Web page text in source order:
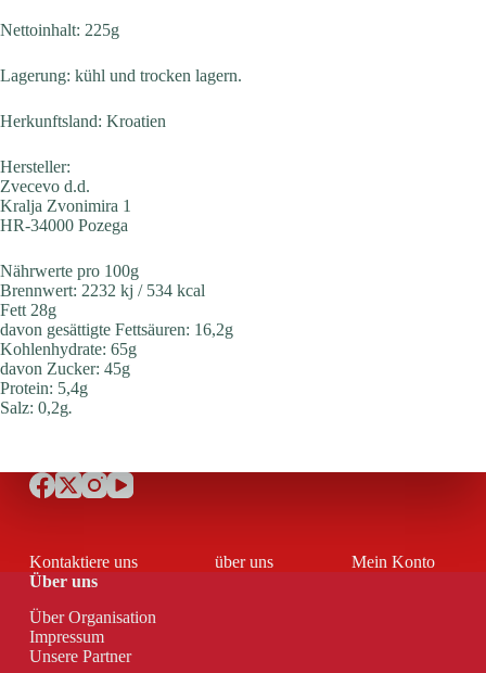
Nettoinhalt: 225g
Lagerung: kühl und trocken lagern.
Herkunftsland: Kroatien
Hersteller:
Zvecevo d.d.
Kralja Zvonimira 1
HR-34000 Pozega
Nährwerte pro 100g
Brennwert: 2232 kj / 534 kcal
Fett 28g
davon gesättigte Fettsäuren: 16,2g
Kohlenhydrate: 65g
davon Zucker: 45g
Protein: 5,4g
Salz: 0,2g.
Kontaktiere uns über uns
Mein Konto
Über uns
Über Organisation
Impressum
Unsere Partner